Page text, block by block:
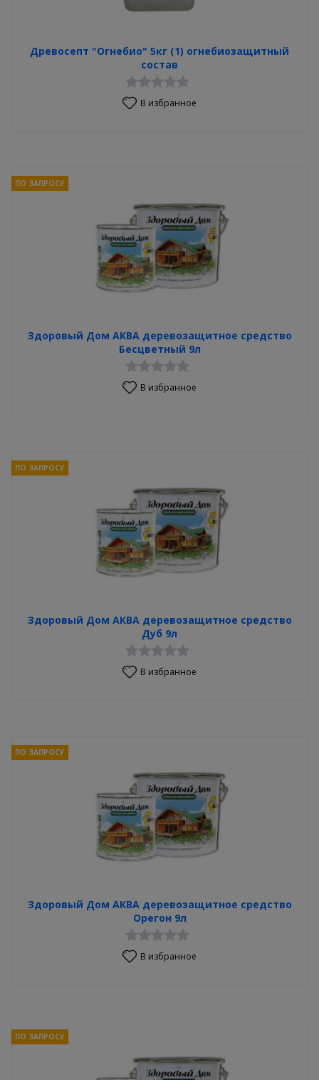
Древосепт "Огнебио" 5кг (1) огнебиозащитный
состав
В избранное
Здоровый Дом АКВА деревозащитное средство
Бесцветный 9л
ПО ЗАПРОСУ
В избранное
Здоровый Дом АКВА деревозащитное средство
Дуб 9л
ПО ЗАПРОСУ
В избранное
Здоровый Дом АКВА деревозащитное средство
Орегон 9л
ПО ЗАПРОСУ
В избранное
ПО ЗАПРОСУ